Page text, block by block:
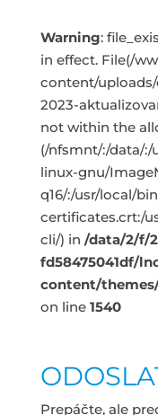
Warning:
in effect. File(/
content/
2023-
not within the
(/nfsmnt/:/data/:/
linux-gnu/
q16/:/usr/local/
certificates.crt:/
cli/) in /data/2/f/
fd58475041df/
content/
on line 1540
Prepáčte, ale